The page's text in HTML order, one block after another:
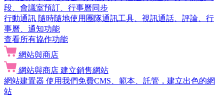
段、會議室預訂、行事曆同步
行動通訊 隨時隨地使用團隊通訊工具、視訊通話、評論、行
事曆、通知功能
查看所有協作功能
網站與商店
網站與商店 建立銷售網站
網站建置器 使用我們免費CMS、範本、託管，建立出色的網
站